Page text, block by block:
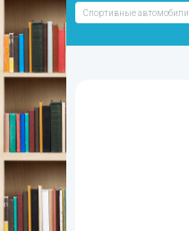
Спортивные автомобили